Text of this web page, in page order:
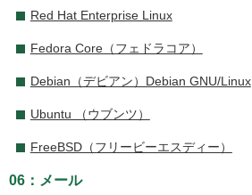
Red Hat Enterprise Linux
Fedora Core（フェドラコア）
Debian（デビアン）Debian GNU/Linux
Ubuntu （ウブンツ）
FreeBSD（フリービーエスディー）
06：メール